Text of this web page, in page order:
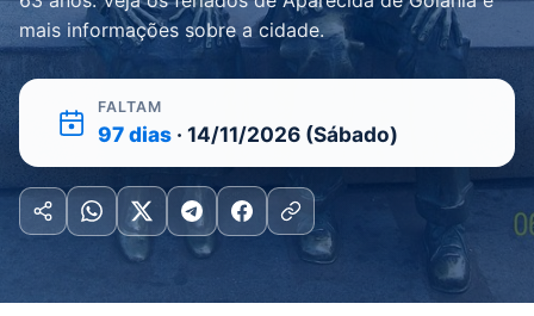
mais informações sobre a cidade.
FALTAM
97 dias · 14/11/2026 (Sábado)